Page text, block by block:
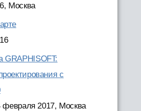
Москва
с
февраля 2017, Москва